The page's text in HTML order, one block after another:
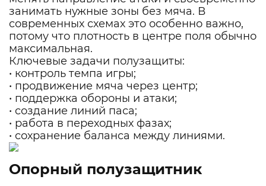
занимать нужные зоны без мяча. В
современных схемах это особенно важно,
потому что плотность в центре поля обычно
максимальная.
Ключевые задачи полузащиты:
• контроль темпа игры;
• продвижение мяча через центр;
• поддержка обороны и атаки;
• создание линий паса;
• работа в переходных фазах;
• сохранение баланса между линиями.
Опорный полузащитник